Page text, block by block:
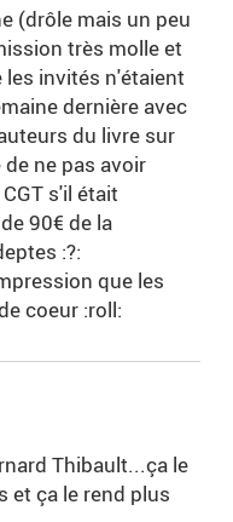
(drôle mais un peu
très molle et
invités n'étaient
dernière avec
du livre sur
ne pas avoir
s'il était
90€ de la
:?:
que les
coeur :roll:
Thibault...ça le
et ça le rend plus